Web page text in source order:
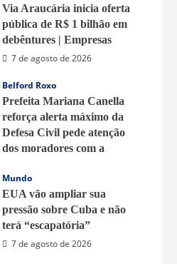
Via Araucária inicia oferta
pública de R$ 1 bilhão em
debêntures | Empresas
7 de agosto de 2026
Belford Roxo
Prefeita Mariana Canella
reforça alerta máximo da
Defesa Civil pede atenção
dos moradores com a
fortes
7 de agosto de 2026
Mundo
EUA vão ampliar sua
pressão sobre Cuba e não
terá “escapatória”
7 de agosto de 2026